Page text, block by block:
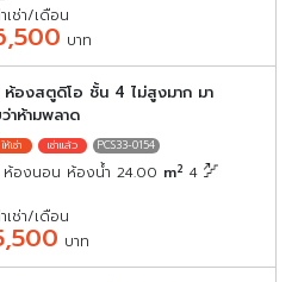
เช่า/เดือน
บาท
องสตูดิโอ ชั้น 4 ไม่สูงมาก มา
าห้ามพลาด
PCS33-0154
ห้องนอน ห้องน้ำ 24.00 m2 4
เช่า/เดือน
บาท